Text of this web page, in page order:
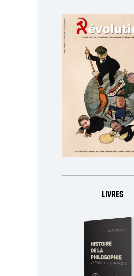
LIVRES